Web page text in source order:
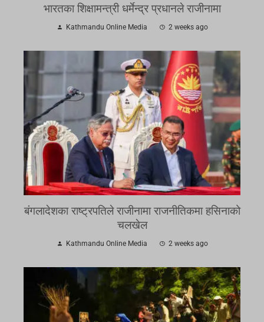
भारतका शिक्षामन्त्री धर्मेन्द्र प्रधानले राजीनामा
Kathmandu Online Media 2 weeks ago
बंगलादेशका राष्ट्रपतिले राजीनामा राजनीतिकमा हसिनाको
चलखेल
Kathmandu Online Media 2 weeks ago